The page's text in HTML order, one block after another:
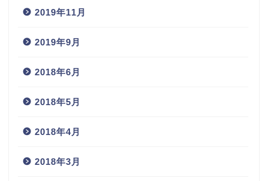
2019年11月
2019年9月
2018年6月
2018年5月
2018年4月
2018年3月